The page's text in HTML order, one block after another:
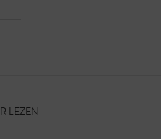
LEZEN